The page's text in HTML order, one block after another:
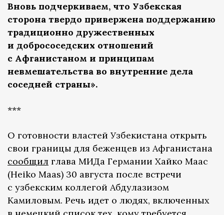
Вновь подчеркиваем, что Узбекская
сторона твердо привержена поддержанию
традиционно дружественных
и добрососедских отношений
с Афганистаном и принципам
невмешательства во внутренние дела
соседней страны».
***
О готовности властей Узбекистана открыть
свои границы для беженцев из Афганистана
сообщил глава МИДа Германии Хайко Маас
(Heiko Maas) 30 августа после встречи
с узбекским коллегой Абдулазизом
Камиловым. Речь идет о людях, включенных